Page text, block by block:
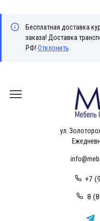
Бесплатная доставка
заказа! Доставка
РФ! Отклонить
содержанию
ул.
+7
8